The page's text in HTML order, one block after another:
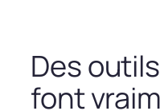
Des
font